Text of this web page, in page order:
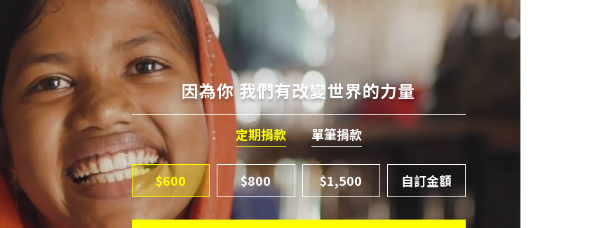
因為你 我們有改變世界的力量
定期捐款 單筆捐款
$600 $800 $1,500